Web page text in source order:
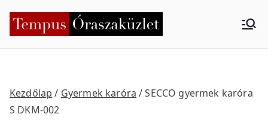
Tempus
küzlet
Kezdőlap / Gyermek karóra / SECCO gyermek karóra
S DKM-002